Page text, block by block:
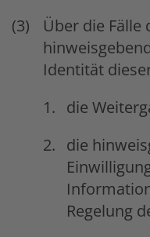
Über die
Identität
die
die
Regelung